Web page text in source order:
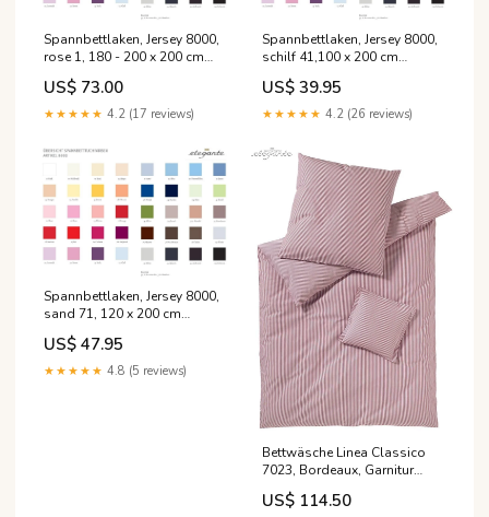
Spannbettlaken, Jersey 8000,
rose 1, 180 - 200 x 200 cm
192775
US$ 73.00
★★★★★ 4.2 (17 reviews)
Spannbettlaken, Jersey 8000,
schilf 41,100 x 200 cm
193283
US$ 39.95
★★★★★ 4.2 (26 reviews)
Spannbettlaken, Jersey 8000,
sand 71, 120 x 200 cm
193434
US$ 47.95
★★★★★ 4.8 (5 reviews)
Bettwäsche Linea Classico
7023, Bordeaux, Garnitur
200x200 + 2x 80x80 cm
Shopper
US$ 114.50